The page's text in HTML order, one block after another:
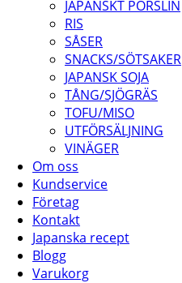
JAPANSKT PORSLIN
RIS
SÅSER
SNACKS/SÖTSAKER
JAPANSK SOJA
TÅNG/SJÖGRÄS
TOFU/MISO
UTFÖRSÄLJNING
VINÄGER
Om oss
Kundservice
Företag
Kontakt
Japanska recept
Blogg
Varukorg